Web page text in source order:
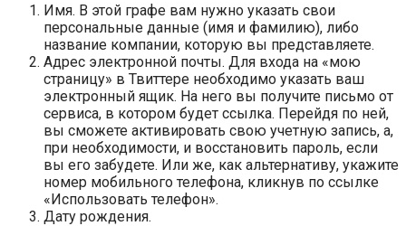
Имя. В этой графе вам нужно указать свои
персональные данные (имя и фамилию), либо
название компании, которую вы представляете.
Адрес электронной почты. Для входа на «мою
страницу» в Твиттере необходимо указать ваш
электронный ящик. На него вы получите письмо от
сервиса, в котором будет ссылка. Перейдя по ней,
вы сможете активировать свою учетную запись, а,
при необходимости, и восстановить пароль, если
вы его забудете. Или же, как альтернативу, укажите
номер мобильного телефона, кликнув по ссылке
«Использовать телефон».
Дату рождения.